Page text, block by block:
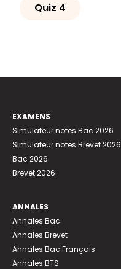
Quiz 4
EXAMENS
Simulateur notes Bac 2026
Simulateur notes Brevet 2026
Bac 2026
Brevet 2026
ANNALES
Annales Bac
Annales Brevet
Annales Bac Français
Annales BTS